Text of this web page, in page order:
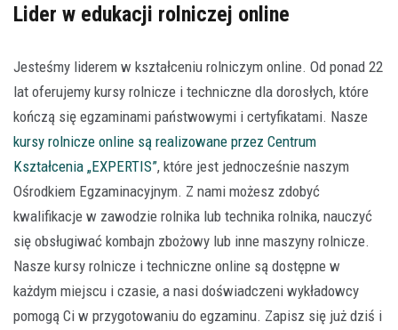
Lider w edukacji rolniczej online
Jesteśmy liderem w kształceniu rolniczym online. Od ponad 22
lat oferujemy kursy rolnicze i techniczne dla dorosłych, które
kończą się egzaminami państwowymi i certyfikatami. Nasze
kursy rolnicze online są realizowane przez Centrum
Kształcenia „EXPERTIS”, które jest jednocześnie naszym
Ośrodkiem Egzaminacyjnym. Z nami możesz zdobyć
kwalifikacje w zawodzie rolnika lub technika rolnika, nauczyć
się obsługiwać kombajn zbożowy lub inne maszyny rolnicze.
Nasze kursy rolnicze i techniczne online są dostępne w
każdym miejscu i czasie, a nasi doświadczeni wykładowcy
pomogą Ci w przygotowaniu do egzaminu. Zapisz się już dziś i